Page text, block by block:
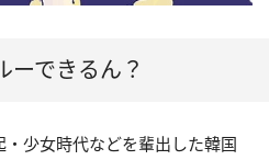
ーできるん？
少女時代などを輩出した韓国